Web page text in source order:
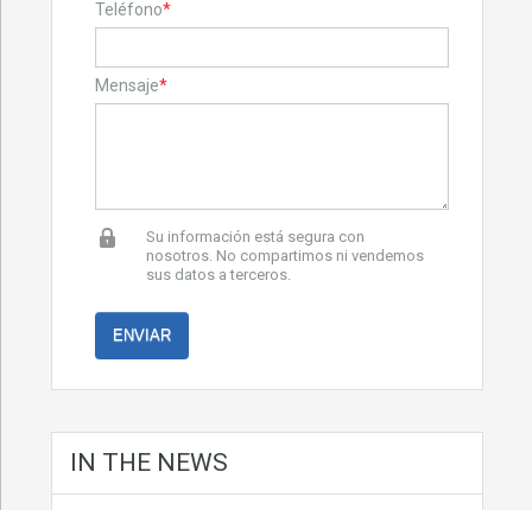
Teléfono*
Mensaje*
Su información está segura con
nosotros. No compartimos ni vendemos
sus datos a terceros.
IN THE NEWS